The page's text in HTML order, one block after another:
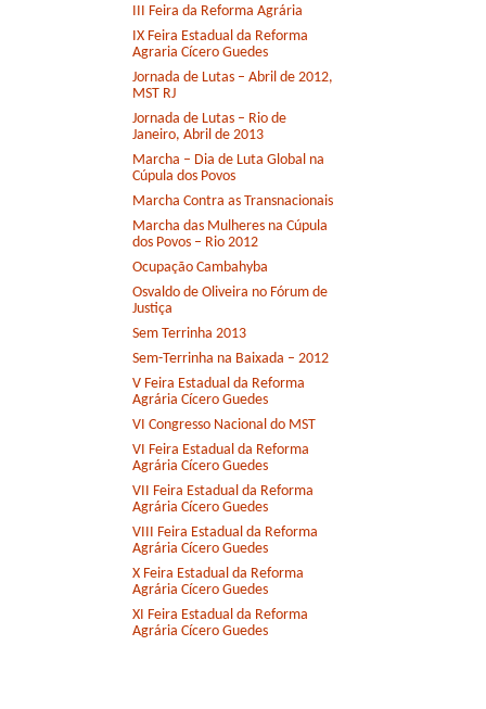
III Feira da Reforma Agrária
IX Feira Estadual da Reforma
Agraria Cícero Guedes
Jornada de Lutas – Abril de 2012,
MST RJ
Jornada de Lutas – Rio de
Janeiro, Abril de 2013
Marcha – Dia de Luta Global na
Cúpula dos Povos
Marcha Contra as Transnacionais
Marcha das Mulheres na Cúpula
dos Povos – Rio 2012
Ocupação Cambahyba
Osvaldo de Oliveira no Fórum de
Justiça
Sem Terrinha 2013
Sem-Terrinha na Baixada – 2012
V Feira Estadual da Reforma
Agrária Cícero Guedes
VI Congresso Nacional do MST
VI Feira Estadual da Reforma
Agrária Cícero Guedes
VII Feira Estadual da Reforma
Agrária Cícero Guedes
VIII Feira Estadual da Reforma
Agrária Cícero Guedes
X Feira Estadual da Reforma
Agrária Cícero Guedes
XI Feira Estadual da Reforma
Agrária Cícero Guedes